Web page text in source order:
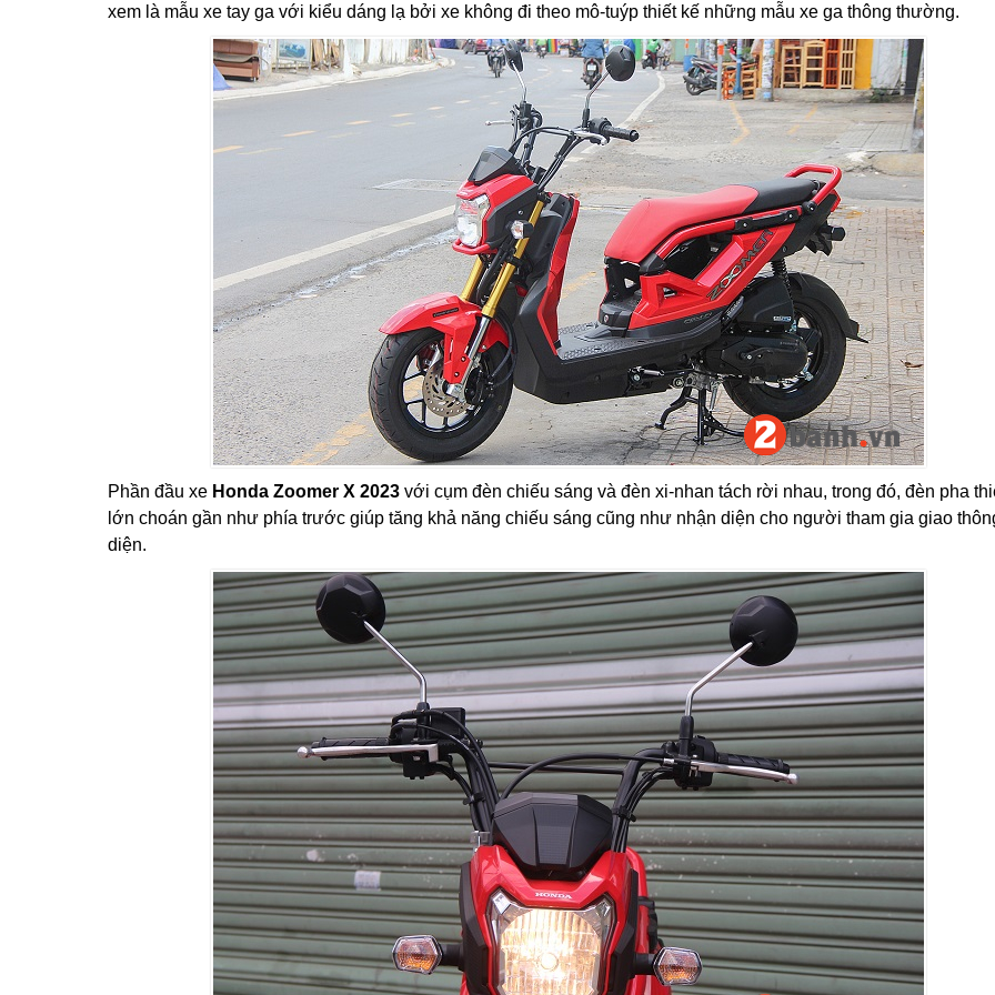
xem là mẫu xe tay ga với kiểu dáng lạ bởi xe không đi theo mô-tuýp thiết kế những mẫu xe ga thông thường.
Phần đầu xe Honda Zoomer X 2023 với cụm đèn chiếu sáng và đèn xi-nhan tách rời nhau, trong đó, đèn pha
lớn choán gần như phía trước giúp tăng khả năng chiếu sáng cũng như nhận diện cho người tham gia giao
diện.